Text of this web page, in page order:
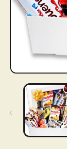
Abrir
elemento
multimedia
una
ventana
modal